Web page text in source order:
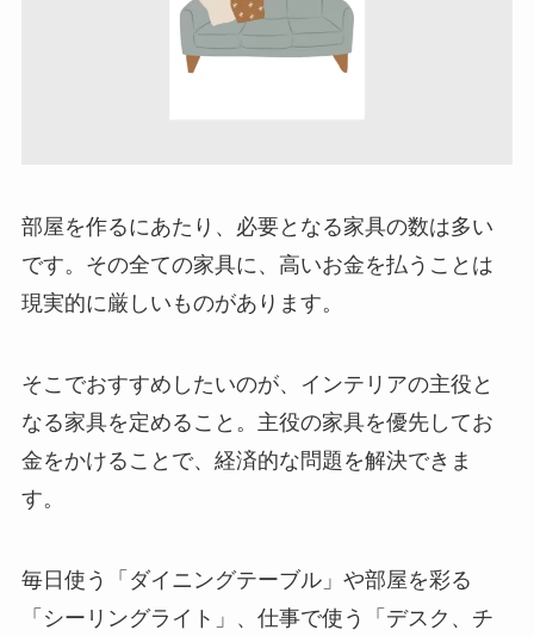
部屋を作るにあたり、必要となる家具の数は多い
です。その全ての家具に、高いお金を払うことは
現実的に厳しいものがあります。
そこでおすすめしたいのが、インテリアの主役と
なる家具を定めること。主役の家具を優先してお
金をかけることで、経済的な問題を解決できま
す。
毎日使う「ダイニングテーブル」や部屋を彩る
「シーリングライト」、仕事で使う「デスク、チ